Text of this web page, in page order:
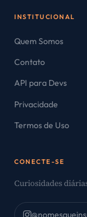
INSTITUCIONAL
Quem Somos
Contato
API para Devs
Privacidade
Termos de Uso
CONECTE-SE
Curiosidades